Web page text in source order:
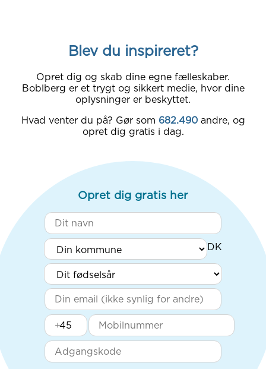
Blev du inspireret?
Opret dig og skab dine egne fælleskaber.
Boblberg er et trygt og sikkert medie, hvor dine
oplysninger er beskyttet.
Hvad venter du på? Gør som 682.490 andre, og
opret dig gratis i dag.
Opret dig gratis her
+